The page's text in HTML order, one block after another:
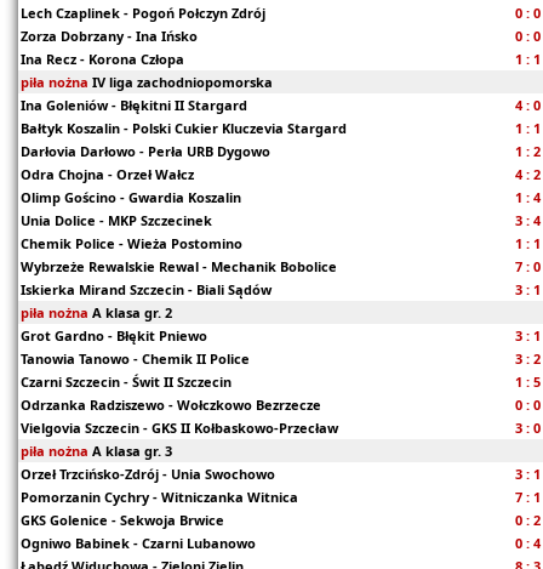
Lech Czaplinek - Pogoń Połczyn Zdrój
0 : 0
Zorza Dobrzany - Ina Ińsko
0 : 0
Ina Recz - Korona Człopa
1 : 1
piła nożna IV liga zachodniopomorska
Ina Goleniów - Błękitni II Stargard
4 : 0
Bałtyk Koszalin - Polski Cukier Kluczevia Stargard
1 : 1
Darłovia Darłowo - Perła URB Dygowo
1 : 2
Odra Chojna - Orzeł Wałcz
4 : 2
Olimp Gościno - Gwardia Koszalin
1 : 4
Unia Dolice - MKP Szczecinek
3 : 4
Chemik Police - Wieża Postomino
1 : 1
Wybrzeże Rewalskie Rewal - Mechanik Bobolice
7 : 0
Iskierka Mirand Szczecin - Biali Sądów
3 : 1
piła nożna A klasa gr. 2
Grot Gardno - Błękit Pniewo
3 : 1
Tanowia Tanowo - Chemik II Police
3 : 2
Czarni Szczecin - Świt II Szczecin
1 : 5
Odrzanka Radziszewo - Wołczkowo Bezrzecze
0 : 0
Vielgovia Szczecin - GKS II Kołbaskowo-Przecław
3 : 0
piła nożna A klasa gr. 3
Orzeł Trzcińsko-Zdrój - Unia Swochowo
3 : 1
Pomorzanin Cychry - Witniczanka Witnica
7 : 1
GKS Golenice - Sekwoja Brwice
0 : 2
Ogniwo Babinek - Czarni Lubanowo
0 : 4